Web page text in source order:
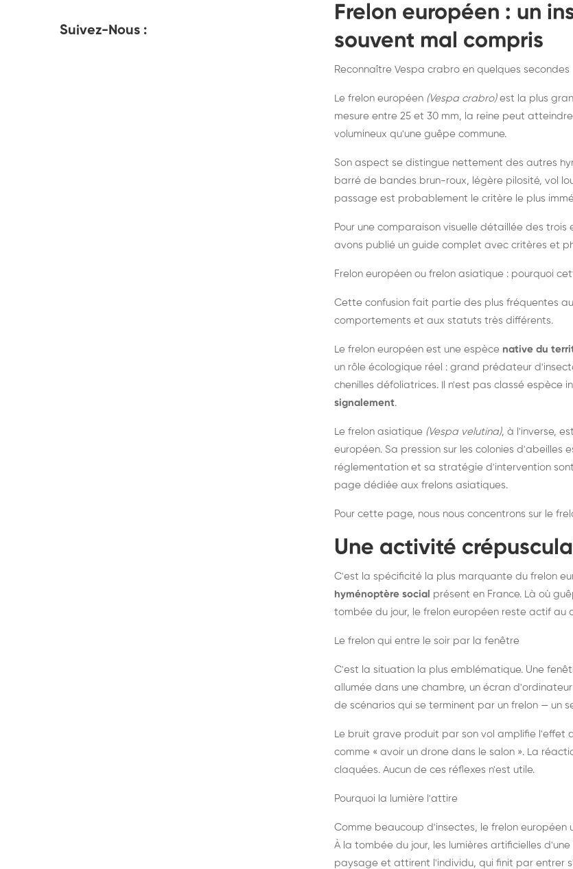
Suivez-Nous :
Frelon européen : un
souvent mal compris
Reconnaître Vespa crabro en quelques secondes
Le frelon européen (Vespa crabro)est la plus
mesure entre 25 et 30 mm, la reine peut
volumineux qu'une guêpe commune.
Son aspect se distingue nettement des autres
barré de bandes brun-roux, légère pilosité, vol
passage est probablement le critère le plus
Pour une comparaison visuelle détaillée des
avons publié un guide complet avec critères et
Frelon européen ou frelon asiatique : pourquoi
Cette confusion fait partie des plus fréquentes
comportements et aux statuts très différents.
Le frelon européen est une espèce native du
un rôle écologique réel : grand prédateur
chenilles défoliatrices. Il n'est pas classé espèce
signalement.
Le frelon asiatique (Vespa velutina), à l'inverse,
européen. Sa pression sur les colonies
réglementation et sa stratégie d'intervention
page dédiée aux frelons asiatiques.
Pour cette page, nous nous concentrons sur le
Une activité
C'est la spécificité la plus marquante du frelon
hyménoptère social présent en France. Là où
tombée du jour, le frelon européen reste actif au
Le frelon qui entre le soir par la fenêtre
C'est la situation la plus emblématique. Une
allumée dans une chambre, un écran
de scénarios qui se terminent par un frelon — un
Le bruit grave produit par son vol amplifie l'effet
comme « avoir un drone dans le salon ». La
claquées. Aucun de ces réflexes n'est utile.
Pourquoi la lumière l'attire
Comme beaucoup d'insectes, le frelon
À la tombée du jour, les lumières artificielles
paysage et attirent l'individu, qui finit par entrer